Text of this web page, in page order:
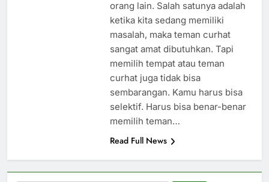
orang lain. Salah satunya adalah
ketika kita sedang memiliki
masalah, maka teman curhat
sangat amat dibutuhkan. Tapi
memilih tempat atau teman
curhat juga tidak bisa
sembarangan. Kamu harus bisa
selektif. Harus bisa benar-benar
memilih teman…
Read Full News